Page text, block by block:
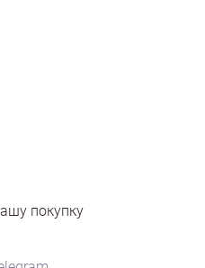
покупку